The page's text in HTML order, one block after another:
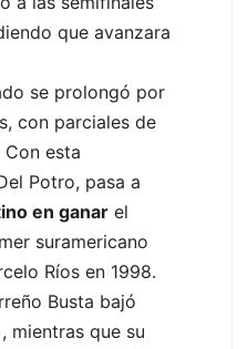
que avanzara
se prolongó por
con parciales de
esta
Potro, pasa a
en ganar el
suramericano
Ríos en 1998.
Busta bajó
mientras que su